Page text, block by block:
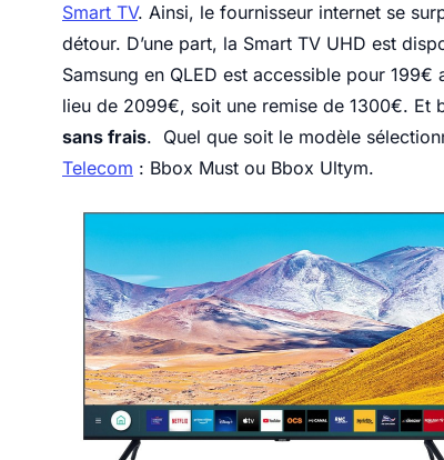
Smart TV. Ainsi, le fournisseur internet se
détour. D’une part, la Smart TV UHD est
Samsung en QLED est accessible pour
lieu de 2099€, soit une remise de 1300€. Et
sans frais. Quel que soit le modèle
Telecom : Bbox Must ou Bbox Ultym.